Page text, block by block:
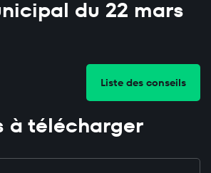
du 22 mars
Liste des conseils
à télécharger